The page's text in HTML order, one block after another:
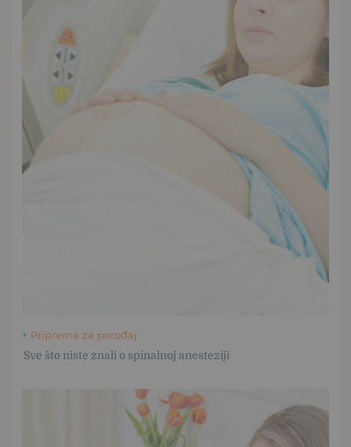
Priprema za porođaj
Sve što niste znali o spinalnoj anesteziji